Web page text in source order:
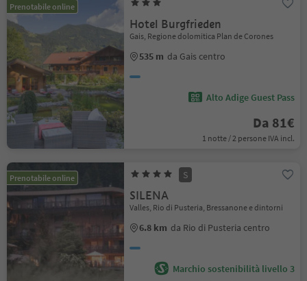
Prenotabile online
Hotel Burgfrieden
Gais, Regione dolomitica Plan de Corones
535 m da Gais centro
Alto Adige Guest Pass
Da 81€
1 notte / 2 persone IVA incl.
Prenotabile online S
SILENA
Valles, Rio di Pusteria, Bressanone e dintorni
6.8 km da Rio di Pusteria centro
Marchio sostenibilità livello 3